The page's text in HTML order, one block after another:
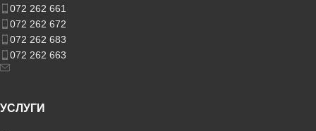
072 262 661
072 262 672
072 262 683
072 262 663
УСЛУГИ